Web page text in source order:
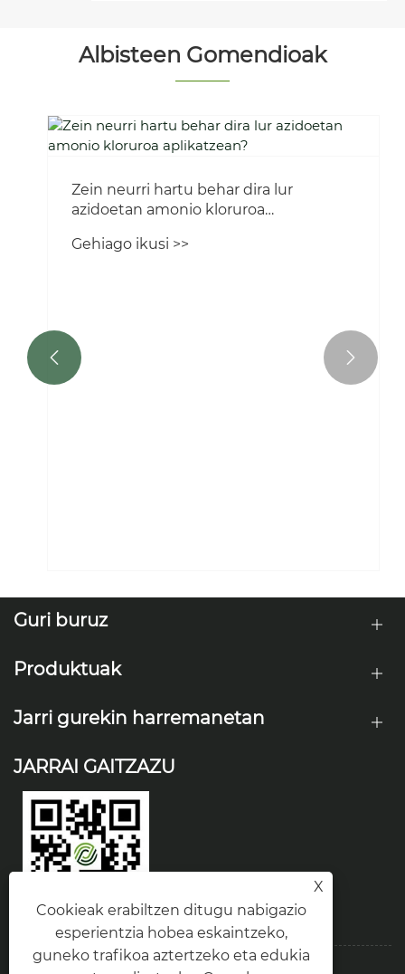
Albisteen Gomendioak
Zein neurri hartu behar dira lur
azidoetan amonio kloruroa
Gehiago ikusi >>
 
Guri buruz
Produktuak
Jarri gurekin harremanetan
JARRAI GAITZAZU
X
Cookieak erabiltzen ditugu nabigazio
esperientzia hobea eskaintzeko,
guneko trafikoa aztertzeko eta edukia